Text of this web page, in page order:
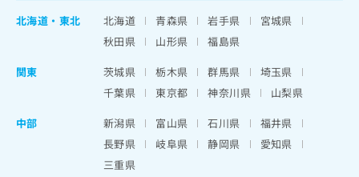
北海道 ・ 東北 北海道 青森県 岩手県
宮城県
秋田県
山形県
福島県
関東
茨城県 栃木県 群馬県
埼玉県
千葉県
東京都 神奈川県
山梨県
中部
新潟県 富山県 石川県
福井県
長野県
岐阜県 静岡県
愛知県
三重県